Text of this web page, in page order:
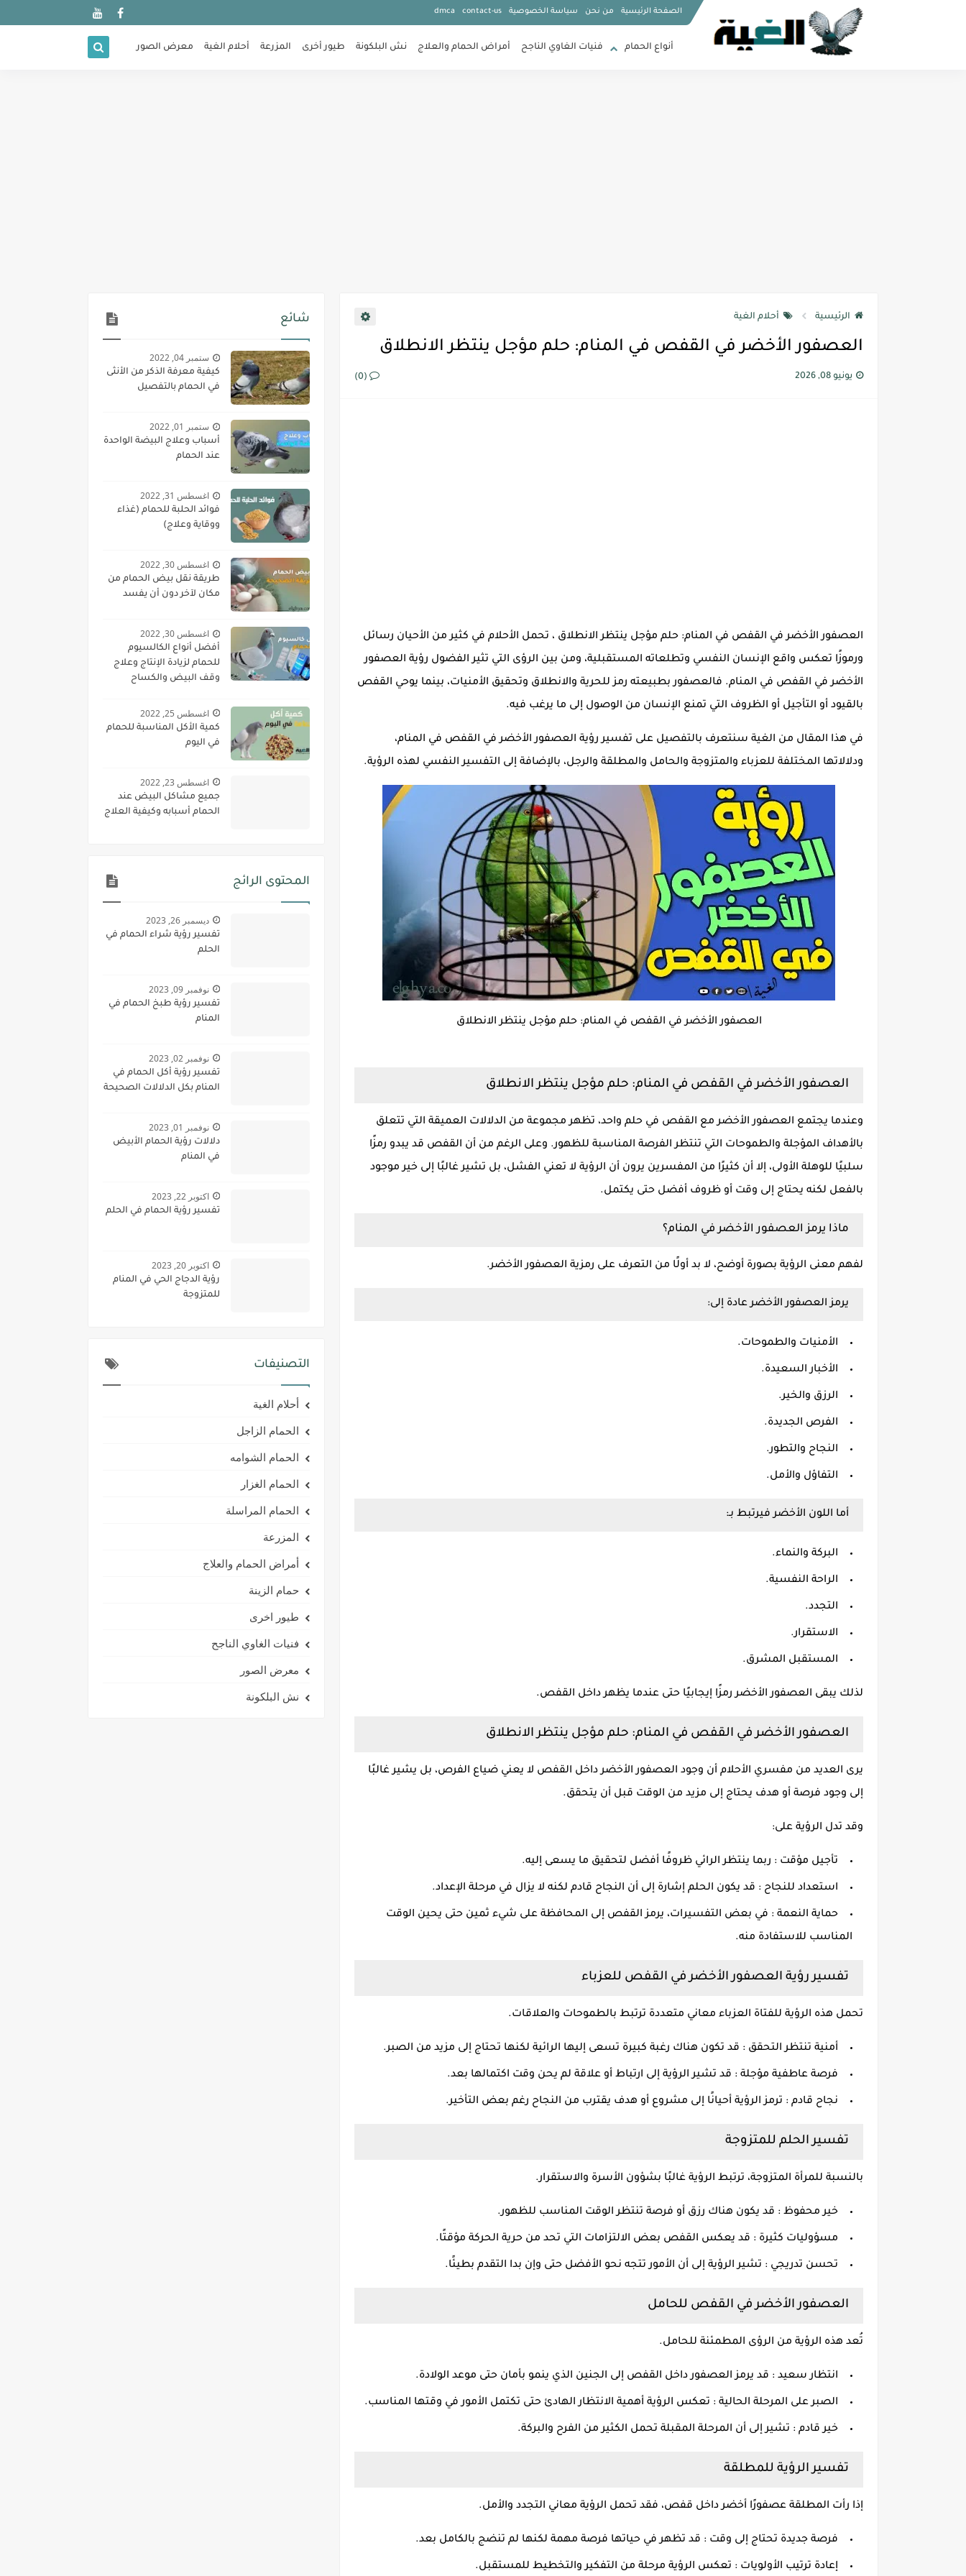
الصفحة الرئيسية من نحن سياسة الخصوصية contact-us
dmca
أنواع الحمام فنيات الغاوي الناجح أمراض الحمام والعلاج نش البلكونة طيور أخرى المزرعة أحلام الغية معرض الصور
الرئيسية أحلام الغية
العصفور الأخضر في القفص في المنام: حلم مؤجل ينتظر الانطلاق
يونيو 08, 2026 (0)
العصفور الأخضر في القفص في المنام: حلم مؤجل ينتظر الانطلاق ، تحمل الأحلام في كثير من الأحيان رسائل
ورموزًا تعكس واقع الإنسان النفسي وتطلعاته المستقبلية، ومن بين الرؤى التي تثير الفضول رؤية العصفور
الأخضر في القفص في المنام. فالعصفور بطبيعته رمز للحرية والانطلاق وتحقيق الأمنيات، بينما يوحي القفص
بالقيود أو التأجيل أو الظروف التي تمنع الإنسان من الوصول إلى ما يرغب فيه.
في هذا المقال من الغية سنتعرف بالتفصيل على تفسير رؤية العصفور الأخضر في القفص في المنام،
ودلالاتها المختلفة للعزباء والمتزوجة والحامل والمطلقة والرجل، بالإضافة إلى التفسير النفسي لهذه الرؤية.
العصفور الأخضر في القفص في المنام: حلم مؤجل ينتظر الانطلاق
العصفور الأخضر في القفص في المنام: حلم مؤجل ينتظر الانطلاق
وعندما يجتمع العصفور الأخضر مع القفص في حلم واحد، تظهر مجموعة من الدلالات العميقة التي تتعلق
بالأهداف المؤجلة والطموحات التي تنتظر الفرصة المناسبة للظهور. وعلى الرغم من أن القفص قد يبدو رمزًا
سلبيًا للوهلة الأولى، إلا أن كثيرًا من المفسرين يرون أن الرؤية لا تعني الفشل، بل تشير غالبًا إلى خير موجود
بالفعل لكنه يحتاج إلى وقت أو ظروف أفضل حتى يكتمل.
ماذا يرمز العصفور الأخضر في المنام؟
لفهم معنى الرؤية بصورة أوضح، لا بد أولًا من التعرف على رمزية العصفور الأخضر.
يرمز العصفور الأخضر عادة إلى:
الأمنيات والطموحات.
الأخبار السعيدة.
الرزق والخير.
الفرص الجديدة.
النجاح والتطور.
التفاؤل والأمل.
أما اللون الأخضر فيرتبط بـ:
البركة والنماء.
الراحة النفسية.
التجدد.
الاستقرار.
المستقبل المشرق.
لذلك يبقى العصفور الأخضر رمزًا إيجابيًا حتى عندما يظهر داخل القفص.
العصفور الأخضر في القفص في المنام: حلم مؤجل ينتظر الانطلاق
يرى العديد من مفسري الأحلام أن وجود العصفور الأخضر داخل القفص لا يعني ضياع الفرص، بل يشير غالبًا
إلى وجود فرصة أو هدف يحتاج إلى مزيد من الوقت قبل أن يتحقق.
وقد تدل الرؤية على:
تأجيل مؤقت : ربما ينتظر الرائي ظروفًا أفضل لتحقيق ما يسعى إليه.
استعداد للنجاح : قد يكون الحلم إشارة إلى أن النجاح قادم لكنه لا يزال في مرحلة الإعداد.
حماية النعمة : في بعض التفسيرات، يرمز القفص إلى المحافظة على شيء ثمين حتى يحين الوقت
المناسب للاستفادة منه.
تفسير رؤية العصفور الأخضر في القفص للعزباء
تحمل هذه الرؤية للفتاة العزباء معاني متعددة ترتبط بالطموحات والعلاقات.
أمنية تنتظر التحقق : قد تكون هناك رغبة كبيرة تسعى إليها الرائية لكنها تحتاج إلى مزيد من الصبر.
فرصة عاطفية مؤجلة : قد تشير الرؤية إلى ارتباط أو علاقة لم يحن وقت اكتمالها بعد.
نجاح قادم : ترمز الرؤية أحيانًا إلى مشروع أو هدف يقترب من النجاح رغم بعض التأخير.
تفسير الحلم للمتزوجة
بالنسبة للمرأة المتزوجة، ترتبط الرؤية غالبًا بشؤون الأسرة والاستقرار.
خير محفوظ : قد يكون هناك رزق أو فرصة تنتظر الوقت المناسب للظهور.
مسؤوليات كثيرة : قد يعكس القفص بعض الالتزامات التي تحد من حرية الحركة مؤقتًا.
تحسن تدريجي : تشير الرؤية إلى أن الأمور تتجه نحو الأفضل حتى وإن بدا التقدم بطيئًا.
العصفور الأخضر في القفص للحامل
تُعد هذه الرؤية من الرؤى المطمئنة للحامل.
انتظار سعيد : قد يرمز العصفور داخل القفص إلى الجنين الذي ينمو بأمان حتى موعد الولادة.
الصبر على المرحلة الحالية : تعكس الرؤية أهمية الانتظار الهادئ حتى تكتمل الأمور في وقتها المناسب.
خير قادم : تشير إلى أن المرحلة المقبلة تحمل الكثير من الفرح والبركة.
تفسير الرؤية للمطلقة
إذا رأت المطلقة عصفورًا أخضر داخل قفص، فقد تحمل الرؤية معاني التجدد والأمل.
فرصة جديدة تحتاج إلى وقت : قد تظهر في حياتها فرصة مهمة لكنها لم تنضج بالكامل بعد.
إعادة ترتيب الأولويات : تعكس الرؤية مرحلة من التفكير والتخطيط للمستقبل.
شائع
ستمبر 04, 2022
كيفية معرفة الذكر من الأنثى
في الحمام بالتفصيل
ستمبر 01, 2022
أسباب وعلاج البيضة الواحدة
عند الحمام
اغسطس 31, 2022
فوائد الحلبة للحمام (غذاء
ووقاية وعلاج)
اغسطس 30, 2022
طريقة نقل بيض الحمام من
مكان لآخر دون أن يفسد
اغسطس 30, 2022
أفضل أنواع الكالسيوم
للحمام لزيادة الإنتاج وعلاج
وقف البيض والكساح
اغسطس 25, 2022
كمية الأكل المناسبة للحمام
في اليوم
اغسطس 23, 2022
جميع مشاكل البيض عند
الحمام أسبابه وكيفية العلاج
المحتوى الرائج
ديسمبر 26, 2023
تفسير رؤية شراء الحمام في
الحلم
نوفمبر 09, 2023
تفسير رؤية طبخ الحمام في
المنام
نوفمبر 02, 2023
تفسير رؤية أكل الحمام في
المنام بكل الدلالات الصحيحة
نوفمبر 01, 2023
دلالات رؤية الحمام الأبيض
في المنام
اكتوبر 22, 2023
تفسير رؤية الحمام في الحلم
اكتوبر 20, 2023
رؤية الدجاج الحي في المنام
للمتزوجة
التصنيفات
أحلام الغية
الحمام الزاجل
الحمام الشوامه
الحمام الغزار
الحمام المراسلة
المزرعة
أمراض الحمام والعلاج
حمام الزينة
طيور اخرى
فنيات الغاوي الناجح
معرض الصور
نش البلكونة